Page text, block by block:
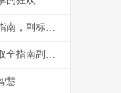
车币和平精英怎么买，资深玩家的全面指南，副标题，揭秘安全高效获取车币的实战心得
我的世界怎么找吃的，生存初期食物获取全指南副标题，从啃苹果到烤肉排的进阶之路
慧